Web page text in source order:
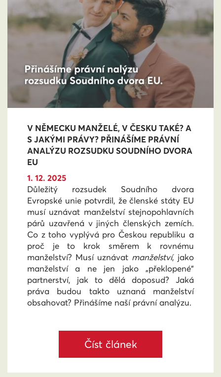
V NĚMECKU MANŽELÉ, V ČESKU TAKÉ? A
S JAKÝMI PRÁVY? PŘINÁŠÍME PRÁVNÍ
ANALÝZU ROZSUDKU SOUDNÍHO DVORA
EU
1. 12. 2025
Důležitý rozsudek Soudního dvora
Evropské unie potvrdil, že členské státy EU
musí uznávat manželství stejnopohlavních
párů uzavřená v jiných členských zemích.
Co z toho vyplývá pro Českou republiku a
proč je to krok směrem k rovnému
manželství? Musí uznávat manželství, jako
manželství a ne jen jako „překlopené“
partnerství, jak to dělá doposud? Jaká
práva budou takto uznaná manželství
obsahovat? Přinášíme naší právní analýzu.
Číst článek